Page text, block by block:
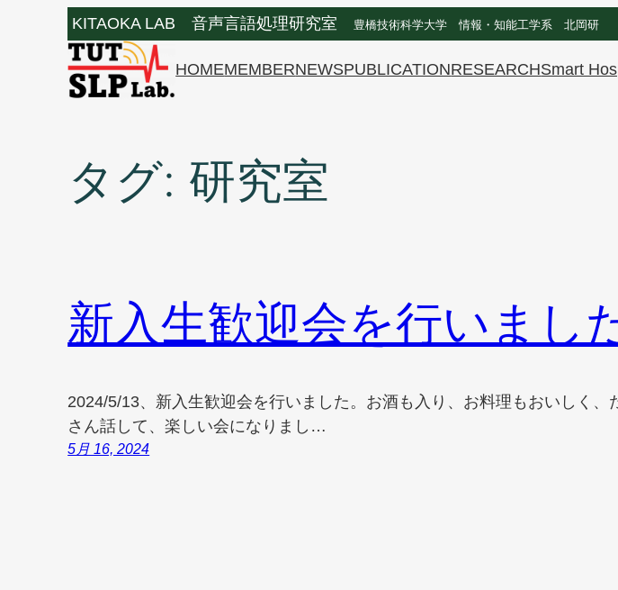
KITAOKA LAB 音声言語処理研究室 豊橋技術科学大学 情報・知能工学系 北岡研
HOMEMEMBERNEWSPUBLICATIONRESEARCHSmart
タグ: 研究室
新入生歓迎会を行いまし
2024/5/13、新入生歓迎会を行いました。お酒も入り、お料理もおいしく、
さん話して、楽しい会になりまし…
5月 16, 2024